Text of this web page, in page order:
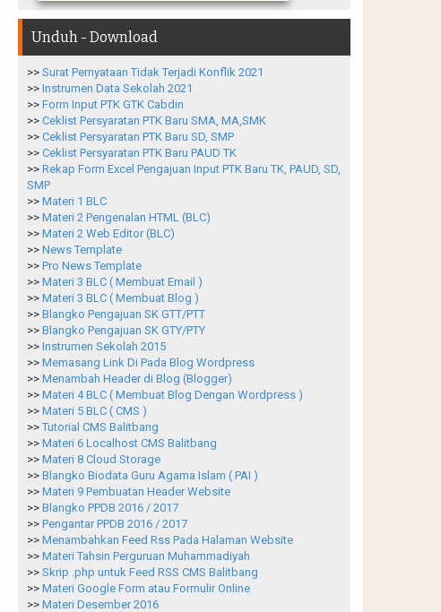
Unduh - Download
>> Surat Pernyataan Tidak Terjadi Konflik 2021
>> Instrumen Data Sekolah 2021
>> Form Input PTK GTK Cabdin
>> Ceklist Persyaratan PTK Baru SMA, MA,SMK
>> Ceklist Persyaratan PTK Baru SD, SMP
>> Ceklist Persyaratan PTK Baru PAUD TK
>> Rekap Form Excel Pengajuan Input PTK Baru TK, PAUD, SD,
SMP
>> Materi 1 BLC
>> Materi 2 Pengenalan HTML (BLC)
>> Materi 2 Web Editor (BLC)
>> News Template
>> Pro News Template
>> Materi 3 BLC ( Membuat Email )
>> Materi 3 BLC ( Membuat Blog )
>> Blangko Pengajuan SK GTT/PTT
>> Blangko Pengajuan SK GTY/PTY
>> Instrumen Sekolah 2015
>> Memasang Link Di Pada Blog Wordpress
>> Menambah Header di Blog (Blogger)
>> Materi 4 BLC ( Membuat Blog Dengan Wordpress )
>> Materi 5 BLC ( CMS )
>> Tutorial CMS Balitbang
>> Materi 6 Localhost CMS Balitbang
>> Materi 8 Cloud Storage
>> Blangko Biodata Guru Agama Islam ( PAI )
>> Materi 9 Pembuatan Header Website
>> Blangko PPDB 2016 / 2017
>> Pengantar PPDB 2016 / 2017
>> Menambahkan Feed Rss Pada Halaman Website
>> Materi Tahsin Perguruan Muhammadiyah
>> Skrip .php untuk Feed RSS CMS Balitbang
>> Materi Google Form atau Formulir Online
>> Materi Desember 2016